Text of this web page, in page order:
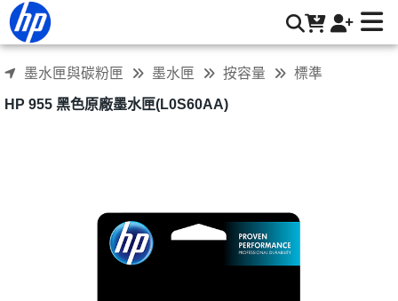
HP 955 黑色原廠墨水匣(L0S60AA) | HP® 惠普台灣原廠購物網
墨水匣與碳粉匣 墨水匣 按容量 標準
HP 955 黑色原廠墨水匣(L0S60AA)